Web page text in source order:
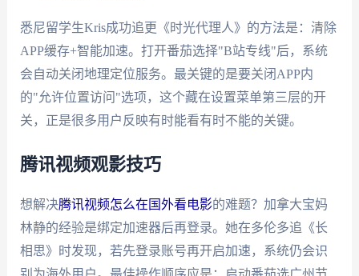
悉尼留学生Kris成功追更《时光代理人》的方法是：清除
APP缓存+智能加速。打开番茄选择"B站专线"后，系统
会自动关闭地理定位服务。最关键的是要关闭APP内
的"允许位置访问"选项，这个藏在设置菜单第三层的开
关，正是很多用户反映有时能看有时不能的关键。
腾讯视频观影技巧
想解决腾讯视频怎么在国外看电影的难题？加拿大宝妈
林静的经验是绑定加速器后再登录。她在多伦多追《长
相思》时发现，若先登录账号再开启加速，系统仍会识